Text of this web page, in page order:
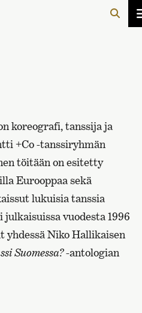
koreografi, tanssija ja
+Co -tanssiryhmän
töitään on esitetty
Eurooppaa sekä
lukuisia tanssia
vuodesta 1996
Niko Hallikaisen
Suomessa?-antologian